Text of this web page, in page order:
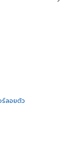
ร์ลอยตัว